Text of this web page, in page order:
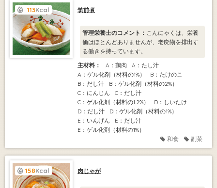
113Kcal 筑前煮
管理栄養士のコメント： こんにゃくは、栄養
価はほとんどありませんが、老廃物を排出す
る働きを持っています。
主材料：
A：鶏肉
A：たし汁
A：ゲル化剤（材料の1%）
B：たけのこ
B：だし汁
B：ゲル化剤（材料の2%）
C：にんじん
C：だし汁
C：ゲル化剤（材料の1.2%）
D：しいたけ
D：だし汁
D：ゲル化剤（材料の1%）
E：いんげん
E：だし汁
E：ゲル化剤（材料の1%）
和食
副菜
158Kcal 肉じゃが